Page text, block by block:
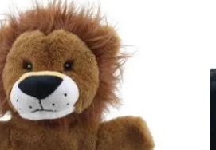
Seitenansicht